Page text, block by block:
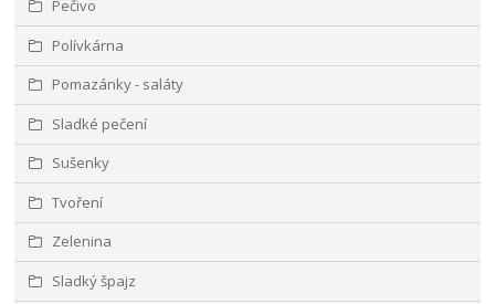
Pečivo
Polívkárna
Pomazánky - saláty
Sladké pečení
Sušenky
Tvoření
Zelenina
Sladký špajz